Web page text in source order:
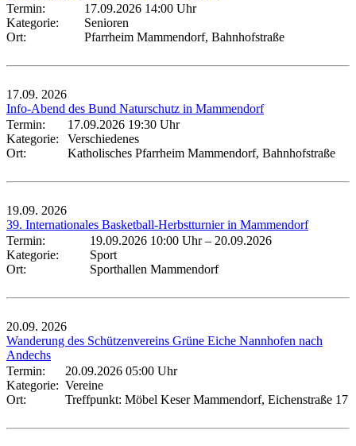
Termin:
17.09.2026 14:00 Uhr
Kategorie:
Senioren
Ort:
Pfarrheim Mammendorf, Bahnhofstraße
17.09. 2026
Info-Abend des Bund Naturschutz in Mammendorf
Termin:
17.09.2026 19:30 Uhr
Kategorie:
Verschiedenes
Ort:
Katholisches Pfarrheim Mammendorf, Bahnhofstraße
19.09. 2026
39. Internationales Basketball-Herbstturnier in Mammendorf
Termin:
19.09.2026 10:00 Uhr– 20.09.2026
Kategorie:
Sport
Ort:
Sporthallen Mammendorf
20.09. 2026
Wanderung des Schützenvereins Grüne Eiche Nannhofen nach
Andechs
Termin:
20.09.2026 05:00 Uhr
Kategorie: Vereine
Ort:
Treffpunkt: Möbel Keser Mammendorf, Eichenstraße 17